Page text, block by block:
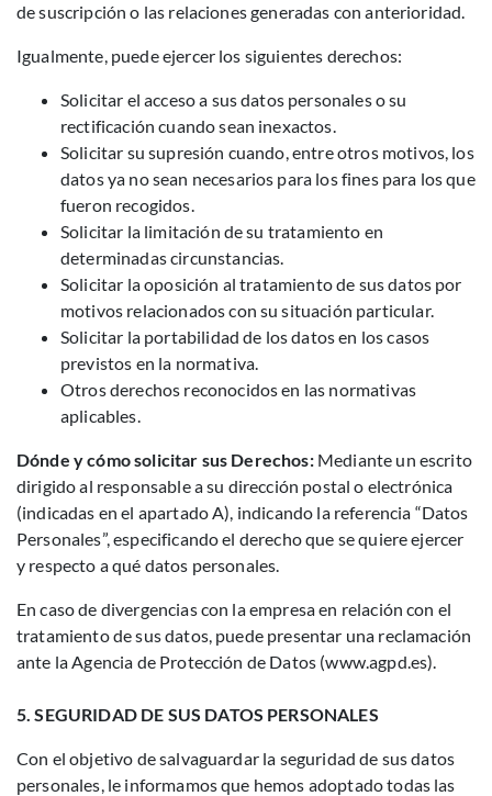
de suscripción o las relaciones generadas con anterioridad.
Igualmente, puede ejercer los siguientes derechos:
Solicitar el acceso a sus datos personales o su
rectificación cuando sean inexactos.
Solicitar su supresión cuando, entre otros motivos, los
datos ya no sean necesarios para los fines para los que
fueron recogidos.
Solicitar la limitación de su tratamiento en
determinadas circunstancias.
Solicitar la oposición al tratamiento de sus datos por
motivos relacionados con su situación particular.
Solicitar la portabilidad de los datos en los casos
previstos en la normativa.
Otros derechos reconocidos en las normativas
aplicables.
Dónde y cómo solicitar sus Derechos:Mediante un escrito
dirigido al responsable a su dirección postal o electrónica
(indicadas en el apartado A), indicando la referencia “Datos
Personales”, especificando el derecho que se quiere ejercer
y respecto a qué datos personales.
En caso de divergencias con la empresa en relación con el
tratamiento de sus datos, puede presentar una reclamación
ante la Agencia de Protección de Datos (www.agpd.es).
5. SEGURIDAD DE SUS DATOS PERSONALES
Con el objetivo de salvaguardar la seguridad de sus datos
personales, le informamos que hemos adoptado todas las